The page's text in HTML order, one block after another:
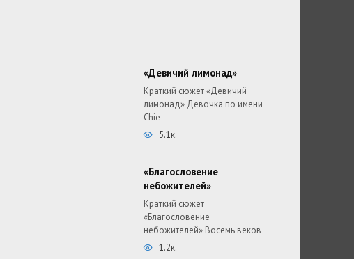
«Девичий лимонад»
Краткий сюжет «Девичий
лимонад» Девочка по имени
Chie
5.1к.
«Благословение
небожителей»
Краткий сюжет
«Благословение
небожителей» Восемь веков
1.2к.